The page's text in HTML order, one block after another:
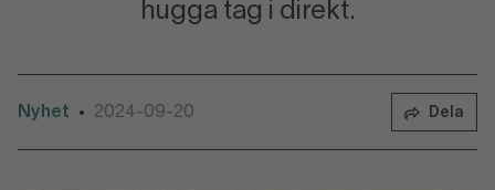
hugga tag i direkt.
Nyhet • 2024-09-20 Dela